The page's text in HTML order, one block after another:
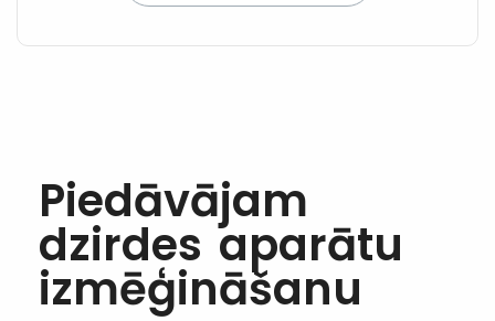
Piedāvājam
dzirdes aparātu
izmēģināšanu